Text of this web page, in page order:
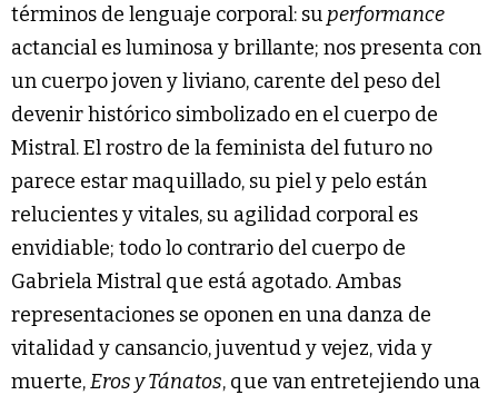
términos de lenguaje corporal: su performance
actancial es luminosa y brillante; nos presenta con
un cuerpo joven y liviano, carente del peso del
devenir histórico simbolizado en el cuerpo de
Mistral. El rostro de la feminista del futuro no
parece estar maquillado, su piel y pelo están
relucientes y vitales, su agilidad corporal es
envidiable; todo lo contrario del cuerpo de
Gabriela Mistral que está agotado. Ambas
representaciones se oponen en una danza de
vitalidad y cansancio, juventud y vejez, vida y
muerte,Eros y Tánatos, que van entretejiendo una